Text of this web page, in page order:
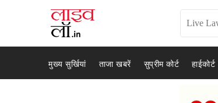
मुख्य सुर्खियां ताजा खबरें सुप्रीम कोर्ट हाईकोर्ट